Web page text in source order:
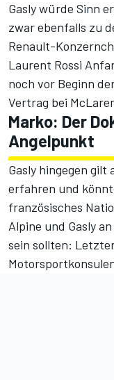
Gasly würde Sinn
zwar ebenfalls zu
Renault-
Laurent Rossi
noch vor Beginn
Vertrag bei
Marko: Der
Angelpunkt
Gasly hingegen
erfahren und
französisches
Alpine und Gasly
sein sollten: